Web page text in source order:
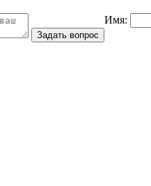
Имя: